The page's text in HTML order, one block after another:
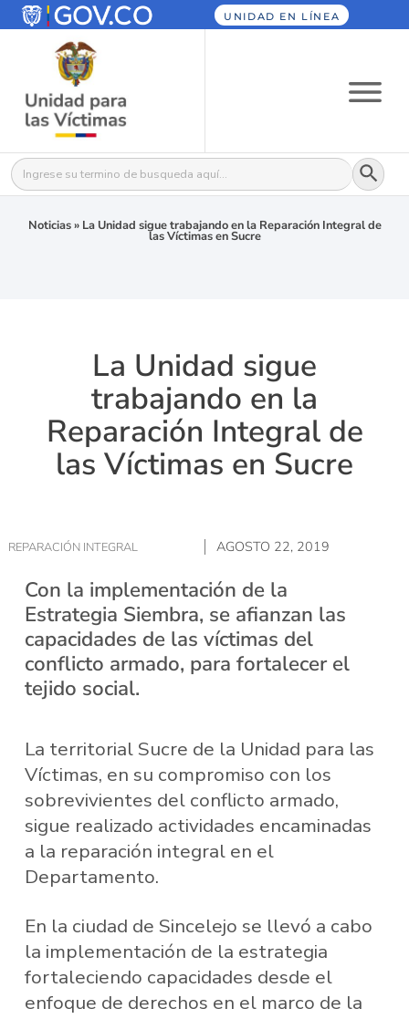
UNIDAD EN LÍNEA
Buscar: Botón
Noticias» La Unidad sigue trabajando en la Reparación Integral de
las Víctimas en Sucre
La Unidad sigue
trabajando en la
Reparación Integral de
las Víctimas en Sucre
REPARACIÓN INTEGRAL AGOSTO 22, 2019
Con la implementación de la
Estrategia Siembra, se afianzan las
capacidades de las víctimas del
conflicto armado, para fortalecer el
tejido social.
La territorial Sucre de la Unidad para las
Víctimas, en su compromiso con los
sobrevivientes del conflicto armado,
sigue realizado actividades encaminadas
a la reparación integral en el
Departamento.
En la ciudad de Sincelejo se llevó a cabo
la implementación de la estrategia
fortaleciendo capacidades desde el
enfoque de derechos en el marco de la